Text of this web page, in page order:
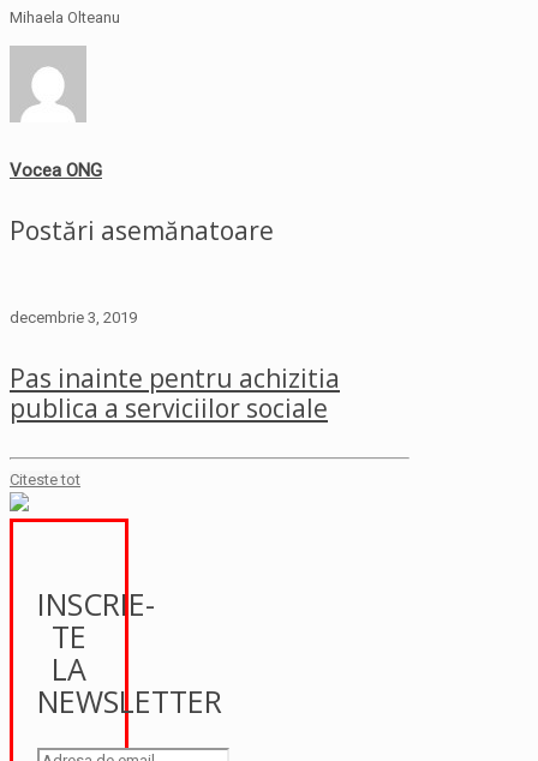
Mihaela Olteanu
Vocea ONG
Postări asemănatoare
decembrie 3, 2019
Pas inainte pentru achizitia
publica a serviciilor sociale
Citeste tot
INSCRIE-
TE
LA
NEWSLETTER